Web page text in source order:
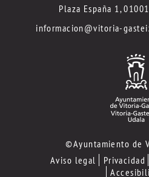
Plaza España 1,
informacion@vitoria-
©Ayuntamiento de
Aviso legal
Privacidad